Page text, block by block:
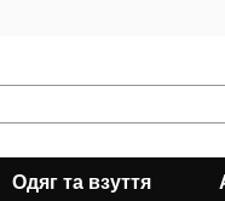
Одяг та взуття